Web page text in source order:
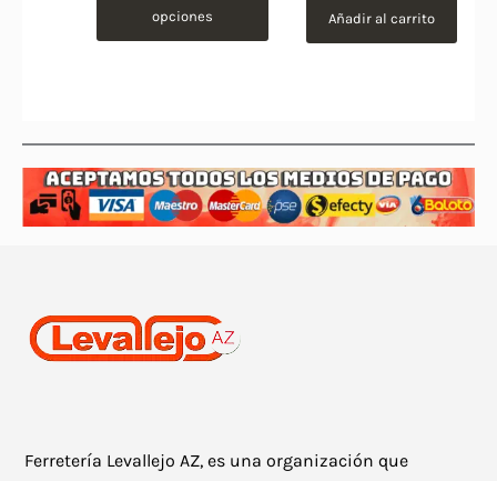
opciones
Añadir al carrito
Ferretería Levallejo AZ, es una organización que